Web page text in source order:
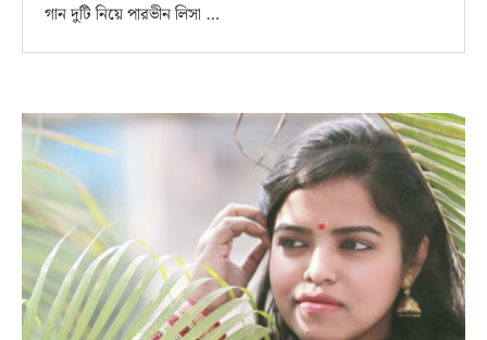
গান দুটি নিয়ে পারভীন লিসা …